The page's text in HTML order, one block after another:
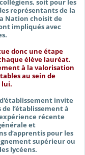
soit pour les
représentants de la
Nation choisit de
impliqués avec
donc une étape
élève lauréat.
à la valorisation
au sein de
lui.
invite
l’établissement à
récente
et
d’apprentis pour les
supérieur ou
lycéens.